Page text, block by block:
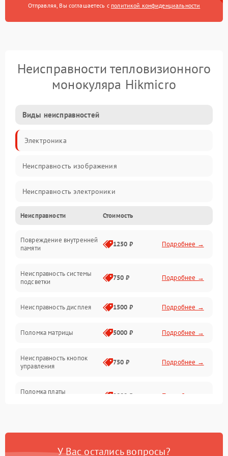
Отправляя, Вы соглашаетесь с политикой конфиденциальности
Неисправности тепловизионного
монокуляра Hikmicro
Виды неисправностей
Электроника
Неисправность изображения
Неисправность электроники
Электропитание
Матрица
Оптика
Неисправности Стоимость
Повреждение внутренней
памяти
1250 ₽ Подробнее →
Неисправность системы
подсветки
750 ₽ Подробнее →
Неисправность дисплея 1500 ₽ Подробнее →
Поломка матрицы 5000 ₽ Подробнее →
Неисправность кнопок
управления
750 ₽ Подробнее →
Поломка платы
2000 ₽ Подробнее →
аккумулятора
У Вас остались вопросы?